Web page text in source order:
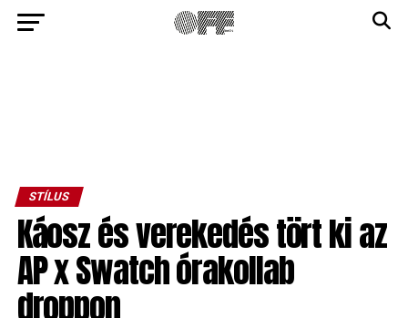
STÍLUS
Káosz és verekedés tört ki az
AP x Swatch órakollab
droppon